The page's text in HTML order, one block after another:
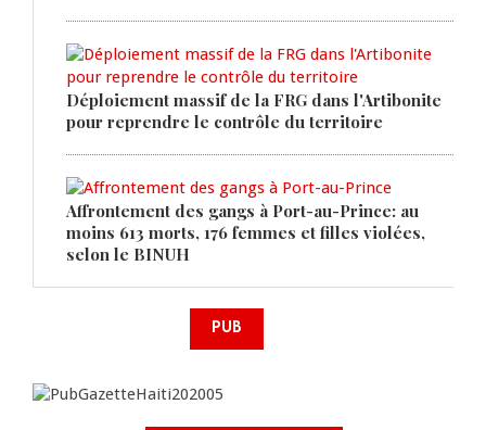
Déploiement massif de la FRG dans l'Artibonite
pour reprendre le contrôle du territoire
Affrontement des gangs à Port-au-Prince: au
moins 613 morts, 176 femmes et filles violées,
selon le BINUH
PUB